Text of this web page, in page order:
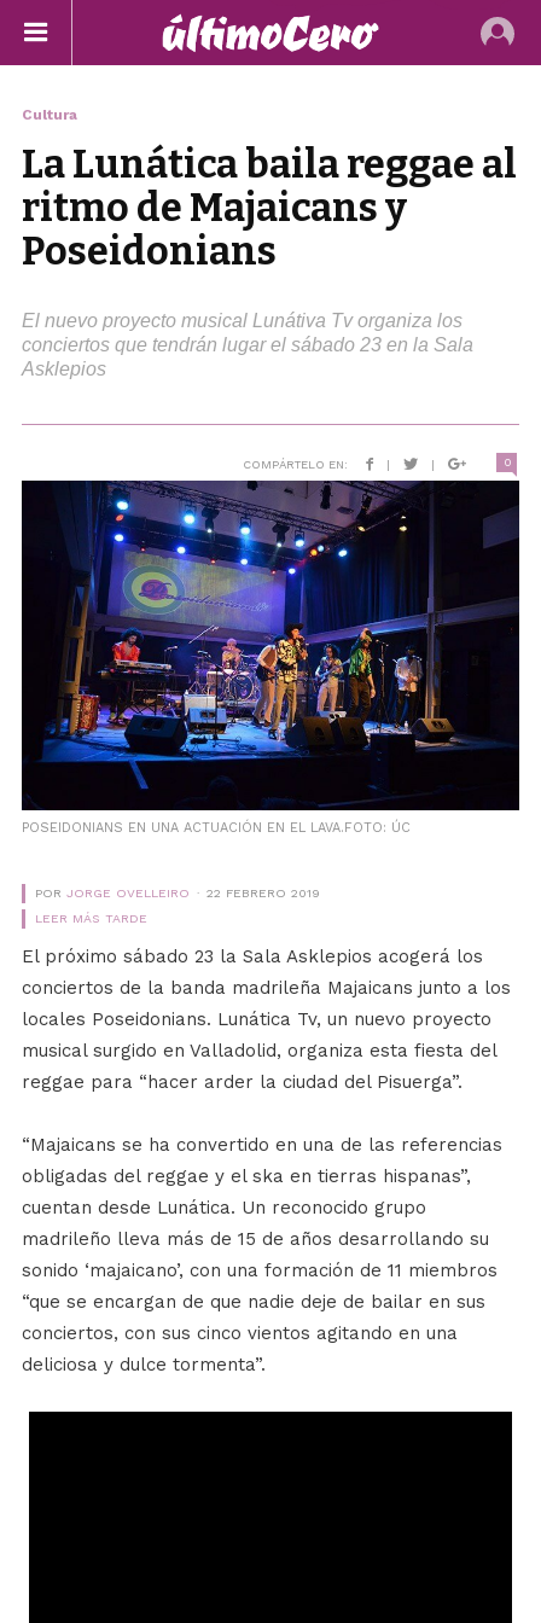
Cultura
La Lunática baila reggae al
ritmo de Majaicans y
Poseidonians
El nuevo proyecto musical Lunátiva Tv organiza los
conciertos que tendrán lugar el sábado 23 en la Sala
Asklepios
COMPÁRTELO EN: | | 0
POSEIDONIANS EN UNA ACTUACIÓN EN EL LAVA.FOTO: ÚC
POR JORGE OVELLEIRO
22 FEBRERO 2019
LEER MÁS TARDE
El próximo sábado 23 la Sala Asklepios acogerá los
conciertos de la banda madrileña Majaicans junto a los
locales Poseidonians. Lunática Tv, un nuevo proyecto
musical surgido en Valladolid, organiza esta fiesta del
reggae para “hacer arder la ciudad del Pisuerga”.
“Majaicans se ha convertido en una de las referencias
obligadas del reggae y el ska en tierras hispanas”,
cuentan desde Lunática. Un reconocido grupo
madrileño lleva más de 15 de años desarrollando su
sonido ‘majaicano’, con una formación de 11 miembros
“que se encargan de que nadie deje de bailar en sus
conciertos, con sus cinco vientos agitando en una
deliciosa y dulce tormenta”.